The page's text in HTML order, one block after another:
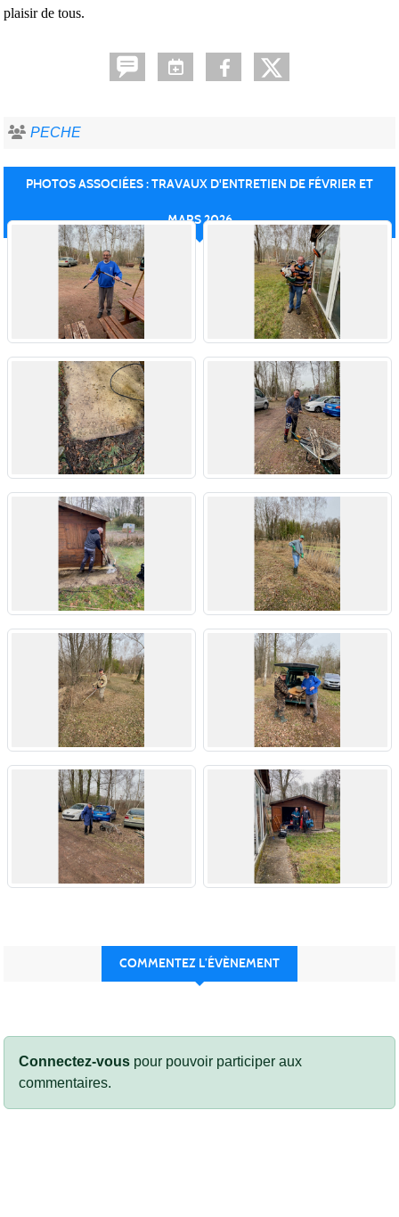
plaisir de tous.
PECHE
PHOTOS ASSOCIÉES : TRAVAUX D'ENTRETIEN DE FÉVRIER ET
MARS 2026
COMMENTEZ L’ÉVÈNEMENT
Connectez-vous pour pouvoir participer aux
commentaires.